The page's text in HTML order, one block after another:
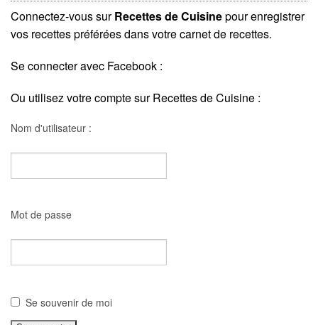
Connectez-vous surRecettes de Cuisinepour enregistrer
vos recettes préférées dans votre carnet de recettes.
Se connecter avec Facebook :
Ou utilisez votre compte sur Recettes de Cuisine :
Nom d'utilisateur :
Mot de passe
Se souvenir de moi